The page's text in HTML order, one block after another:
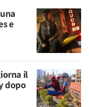
e
il
dopo